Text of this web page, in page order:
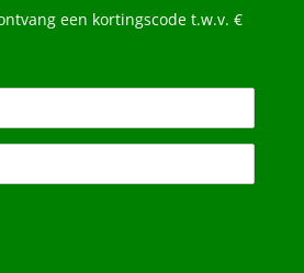
een kortingscode t.w.v. €